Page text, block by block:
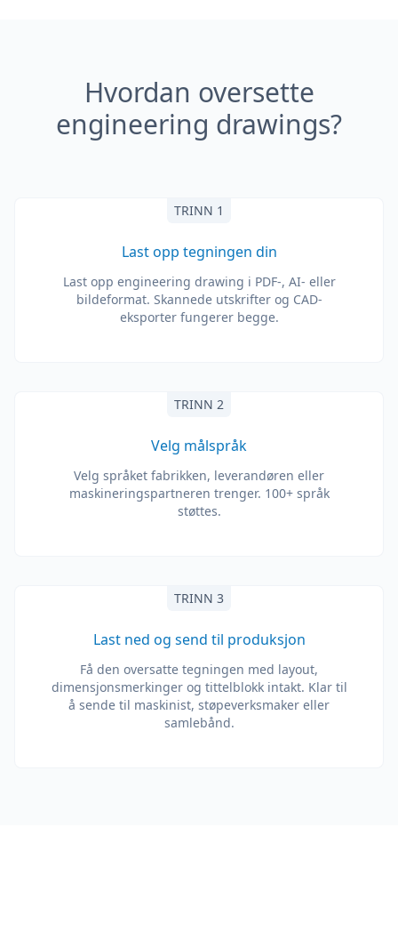
Hvordan oversette
engineering drawings?
TRINN 1
Last opp tegningen din
Last opp engineering drawing i PDF-, AI- eller
bildeformat. Skannede utskrifter og CAD-
eksporter fungerer begge.
TRINN 2
Velg målspråk
Velg språket fabrikken, leverandøren eller
maskineringspartneren trenger. 100+ språk
støttes.
TRINN 3
Last ned og send til produksjon
Få den oversatte tegningen med layout,
dimensjonsmerkinger og tittelblokk intakt. Klar til
å sende til maskinist, støpeverksmaker eller
samlebånd.